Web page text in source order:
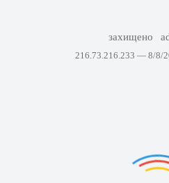
захищено
216.73.216.233 — 8/8/